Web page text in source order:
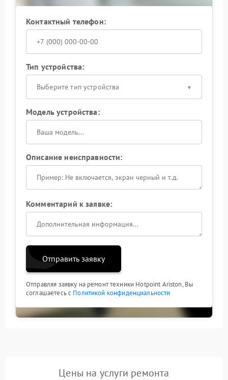
Контактный телефон:
Тип устройства:
Выберите тип устройства
Модель устройства:
Описание неисправности:
Комментарий к заявке:
Отправить заявку
Отправляя заявку на ремонт техники Hotpoint Ariston, Вы
соглашаетесь с Политикой конфиденциальности
Цены на услуги ремонта